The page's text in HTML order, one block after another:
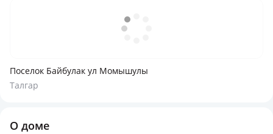
Поселок Байбулак ул Момышулы
Талгар
О доме